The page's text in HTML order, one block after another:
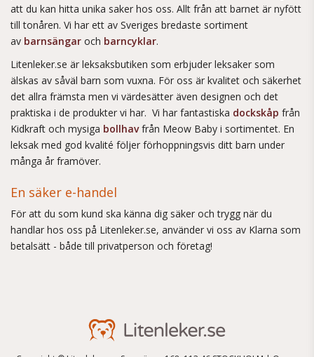
att du kan hitta unika saker hos oss. Allt från att barnet är nyfött
till tonåren. Vi har ett av Sveriges bredaste sortiment
av barnsängar och barncyklar.
Litenleker.se är leksaksbutiken som erbjuder leksaker som
älskas av såväl barn som vuxna. För oss är kvalitet och säkerhet
det allra främsta men vi värdesätter även designen och det
praktiska i de produkter vi har. Vi har fantastiska dockskåp från
Kidkraft och mysiga bollhavfrån Meow Baby i sortimentet. En
leksak med god kvalité följer förhoppningsvis ditt barn under
många år framöver.
En säker e-handel
För att du som kund ska känna dig säker och trygg när du
handlar hos oss på Litenleker.se, använder vi oss av Klarna som
betalsätt - både till privatperson och företag!